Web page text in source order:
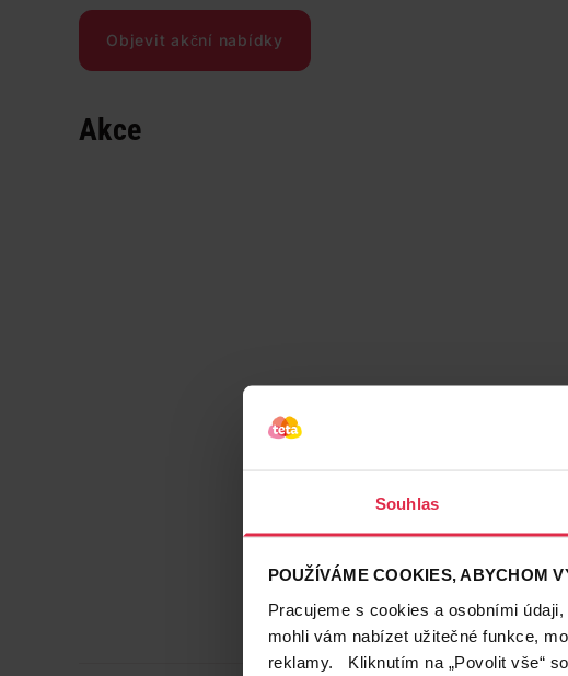
Souhlas
POUŽÍVÁME COOKIES, ABYCHOM
Pracujeme s cookies a osobními
mohli vám nabízet užitečné funkce,
reklamy. Kliknutím na „Povolit vše“
Objevit akční nabídky
Akce